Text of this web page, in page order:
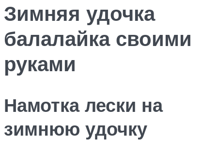
Зимняя удочка
балалайка своими
руками
Намотка лески на
зимнюю удочку